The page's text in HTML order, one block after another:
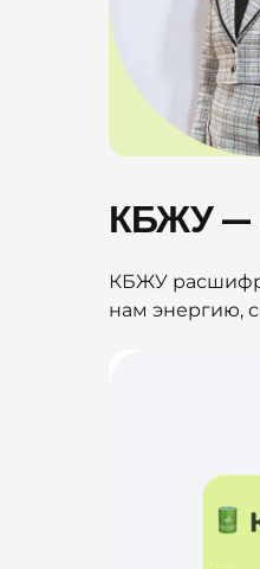
КБЖУ —
КБЖУ
нам энергию,